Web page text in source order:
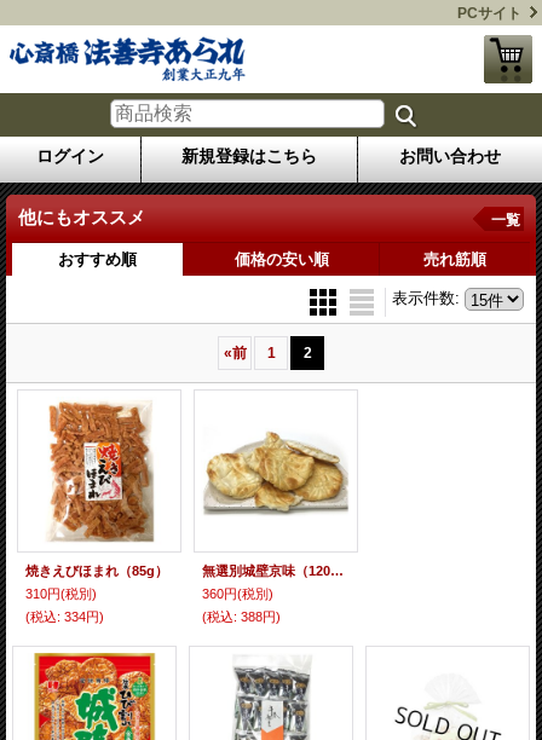
PCサイト
ログイン 新規登録はこちら お問い合わせ
他にもオススメ 一覧
おすすめ順 価格の安い順 売れ筋順
表示件数:
«前 1 2
焼きえびほまれ（85g）
310円(税別)
(税込: 334円)
無選別城壁京味（120g）
360円(税別)
(税込: 388円)